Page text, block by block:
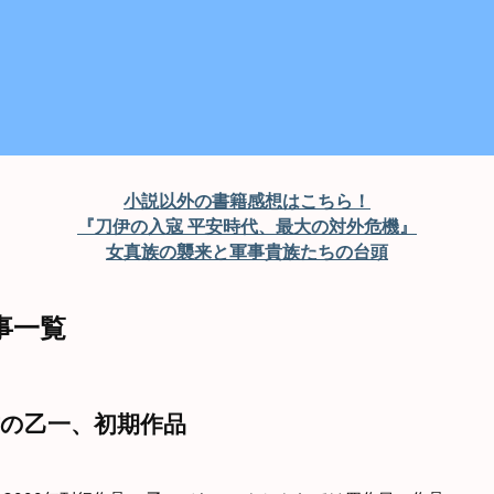
小説以外の書籍感想はこちら！
『刀伊の入寇 平安時代、最大の対外危機』
女真族の襲来と軍事貴族たちの台頭
一覧
乙一、初期作品